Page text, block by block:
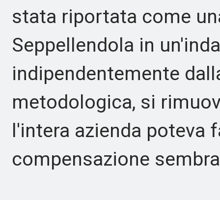
stata riportata come
Seppellendola in
indipendentemente
metodologica, si
l'intera azienda poteva
compensazione